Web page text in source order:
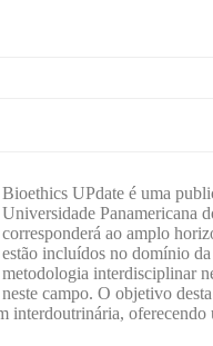
Bioethics UPdate é uma
Universidade Panamericana
corresponderá ao amplo
estão incluídos no domínio
metodologia interdisciplinar
neste campo. O objetivo
interdoutrinária,